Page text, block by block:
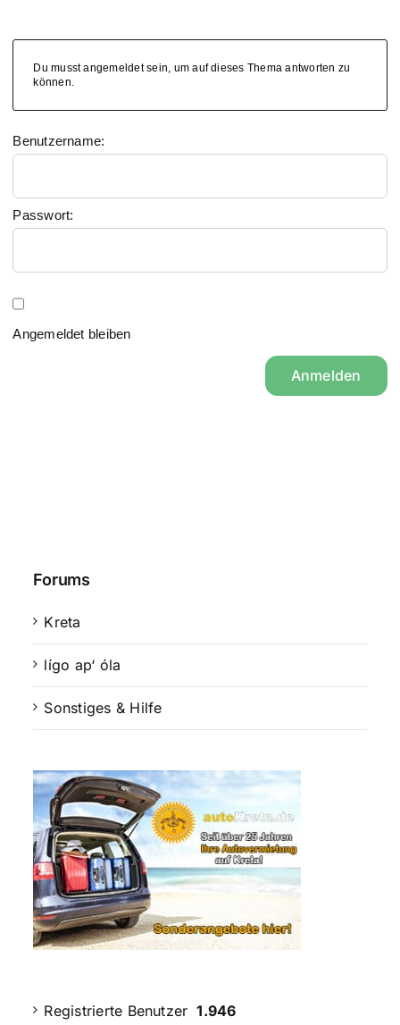
Du musst angemeldet sein, um auf dieses Thema antworten zu
können.
Benutzername:
Passwort:
Angemeldet bleiben
Anmelden
Forums
Kreta
lígo ap‘ óla
Sonstiges & Hilfe
Registrierte Benutzer 1.946